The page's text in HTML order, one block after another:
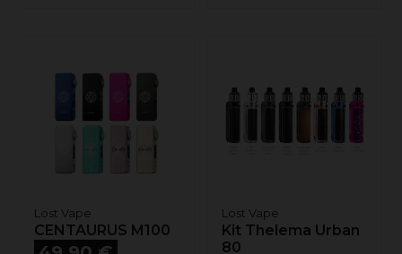
Lost Vape
CENTAURUS M100
Prix
Lost Vape
Kit Thelema Urban
80